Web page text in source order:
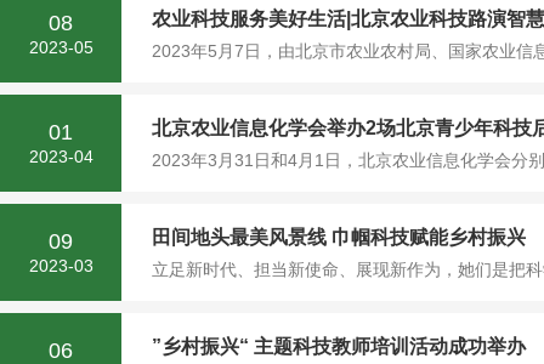
农业科技服务美好生活|北京农业科技路演智
2023年5月7日，由北京市农业农村局、国家农业信
08
2023-05
北京农业信息化学会举办2场北京青少年科技
2023年3月31日和4月1日，北京农业信息化学会分
01
2023-04
田间地头最美风景线 巾帼科技赋能乡村振兴
立足新时代、担当新使命、展现新作为，她们是把
09
2023-03
”乡村振兴“ 主题科技教师培训活动成功举办
06